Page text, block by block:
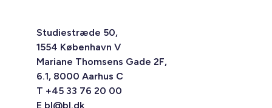
Studiestræde 50,
1554 København V
Mariane Thomsens Gade 2F,
6.1, 8000 Aarhus C
T +45 33 76 20 00
E bl@bl.dk